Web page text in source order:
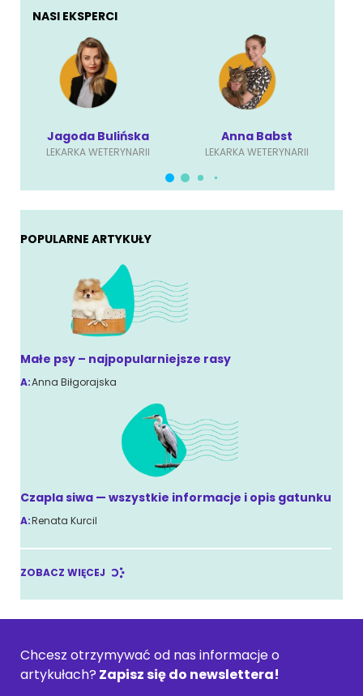
NASI EKSPERCI
Jagoda Bulińska
LEKARKA WETERYNARII
Anna Babst
LEKARKA WETERYNARII
POPULARNE ARTYKUŁY
Małe psy – najpopularniejsze rasy
A:Anna Biłgorajska
Czapla siwa — wszystkie informacje i opis gatunku
A:Renata Kurcil
ZOBACZ WIĘCEJ
Chcesz otrzymywać od nas informacje o
artykułach? Zapisz się do newslettera!